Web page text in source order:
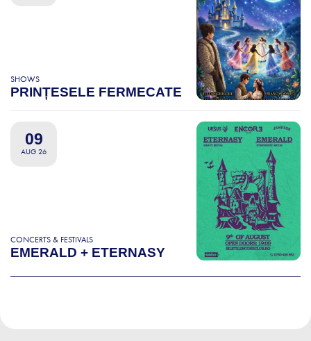
SHOWS
PRINȚESELE FERMECATE
09
AUG 26
CONCERTS & FESTIVALS
EMERALD + ETERNASY